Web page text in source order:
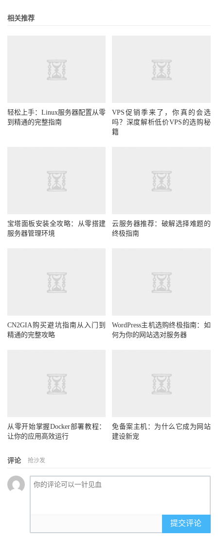
相关推荐
轻松上手：Linux服务器配置从零
到精通的完整指南
VPS促销季来了，你真的会选
吗？深度解析低价VPS的选购秘
籍
宝塔面板安装全攻略：从零搭建
服务器管理环境
云服务器推荐：破解选择难题的
终极指南
CN2GIA购买避坑指南从入门到
精通的完整攻略
WordPress主机选购终极指南：如
何为你的网站选对服务器
从零开始掌握Docker部署教程：
让你的应用高效运行
免备案主机：为什么它成为网站
建设新宠
评论 抢沙发
提交评论